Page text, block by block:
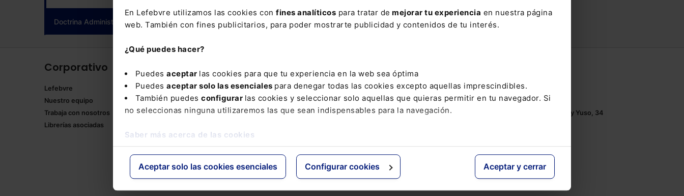
En Lefebvre utilizamos las cookies con fines analíticos para tratar de mejorar tu experiencia en nuestra página
web. También con fines publicitarios, para poder mostrarte publicidad y contenidos de tu interés.
¿Qué puedes hacer?
Puedes aceptar las cookies para que tu experiencia en la web sea óptima
Puedes aceptar solo las esenciales para denegar todas las cookies excepto aquellas imprescindibles.
También puedes configurar las cookies y seleccionar solo aquellas que quieras permitir en tu navegador. Si
no seleccionas ninguna utilizaremos las que sean indispensables para la navegación.
Saber más acerca de las cookies
Aceptar solo las cookies esenciales Configurar cookies Aceptar y cerrar
Doctrina Administrativa(current)
Corporativo
Lefebvre
Nuestro equipo
Trabaja con nosotros
Librerías asociadas
Productos
Mementos
Formularios Jurídicos
Manuales de Derecho
Mementos Expertos
Códigos Comentados
Grupo Lefebvre
ELS
El Derecho
Espacio Asesoría
Tel.: 91 210 80 00
Mándanos unemail
Monasterios de Suso y Yuso, 34